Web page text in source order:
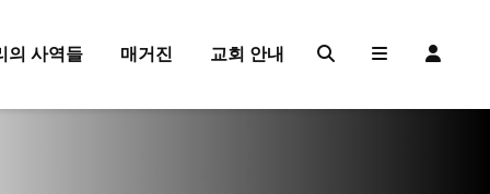
의 사역들 매거진 교회 안내